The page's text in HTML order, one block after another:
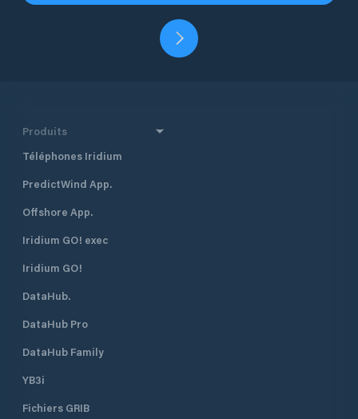
Produits
Téléphones Iridium
PredictWind App.
Offshore App.
Iridium GO! exec
Iridium GO!
DataHub.
DataHub Pro
DataHub Family
YB3i
Fichiers GRIB